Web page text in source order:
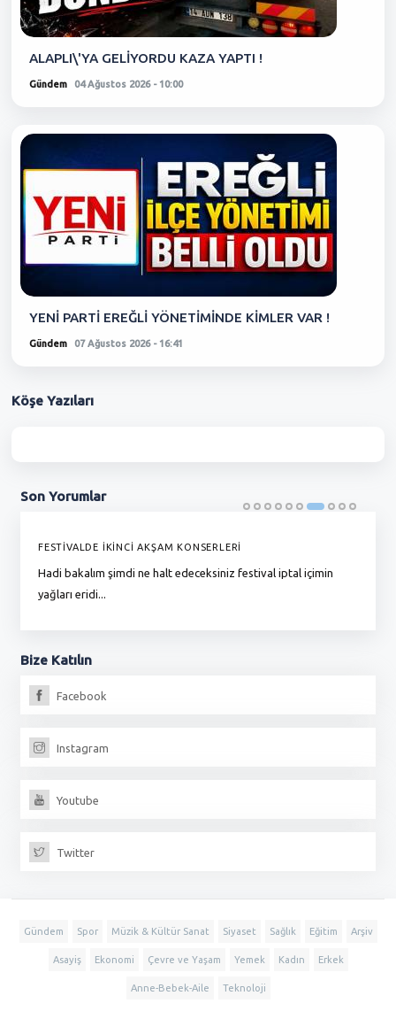
ALAPLI\'YA GELİYORDU KAZA YAPTI !
Gündem 04 Ağustos 2026 - 10:00
YENİ PARTİ EREĞLİ YÖNETİMİNDE KİMLER VAR !
Gündem 07 Ağustos 2026 - 16:41
Köşe Yazıları
Son Yorumlar
FESTİVALDE İKİNCİ AKŞAM KONSERLERİ
Hadi bakalım şimdi ne halt edeceksiniz festival iptal içimin
yağları eridi...
Bize Katılın
Facebook
Instagram
Youtube
Twitter
Gündem Spor Müzik & Kültür Sanat Siyaset Sağlık Eğitim Arşiv
Asayiş Ekonomi Çevre ve Yaşam Yemek Kadın Erkek
Anne-Bebek-Aile Teknoloji